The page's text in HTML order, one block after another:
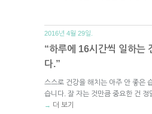
2016년 4월 29일.
“하루에 16시간씩 일하는
다.”
스스로 건강을 해치는 아주 안 좋은
습니다. 잘 자는 것만큼 중요한 건 정
→ 더 보기